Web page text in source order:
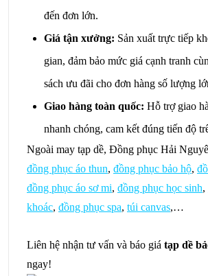
đến đơn lớn.
Giá tận xưởng: Sản xuất trực tiếp
gian, đảm bảo mức giá cạnh tranh
sách ưu đãi cho đơn hàng số lượng
Giao hàng toàn quốc: Hỗ trợ giao
nhanh chóng, cam kết đúng tiến độ
Ngoài may tạp dề, Đồng phục Hải
đồng phục áo thun, đồng phục bảo hộ,
đồng phục áo sơ mi, đồng phục học sinh,
khoác, đồng phục spa, túi canvas,…
Liên hệ nhận tư vấn và báo giá tạp dề
ngay!